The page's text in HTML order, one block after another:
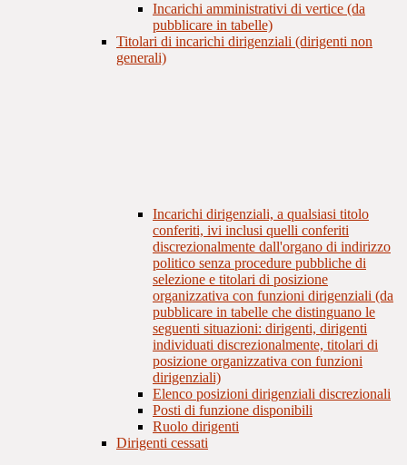
Incarichi amministrativi di vertice (da
pubblicare in tabelle)
Titolari di incarichi dirigenziali (dirigenti non
generali)
Incarichi dirigenziali, a qualsiasi titolo
conferiti, ivi inclusi quelli conferiti
discrezionalmente dall'organo di indirizzo
politico senza procedure pubbliche di
selezione e titolari di posizione
organizzativa con funzioni dirigenziali (da
pubblicare in tabelle che distinguano le
seguenti situazioni: dirigenti, dirigenti
individuati discrezionalmente, titolari di
posizione organizzativa con funzioni
dirigenziali)
Elenco posizioni dirigenziali discrezionali
Posti di funzione disponibili
Ruolo dirigenti
Dirigenti cessati